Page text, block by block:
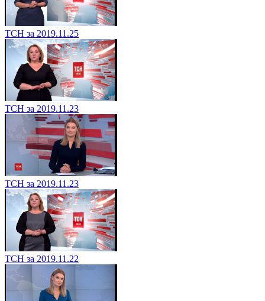
ТСН за 2019.11.25
ТСН за 2019.11.23
ТСН за 2019.11.23
ТСН за 2019.11.22